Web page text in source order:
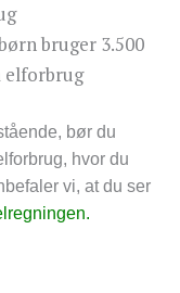
bruger 3.500
elforbrug
bør du
hvor du
vi, at du ser